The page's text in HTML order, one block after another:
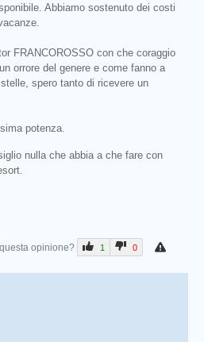
Abbiamo sostenuto dei costi
FRANCOROSSO con che coraggio
orrore del genere e come fanno a
spero tanto di ricevere un
potenza.
nulla che abbia a che fare con
opinione? 1 0